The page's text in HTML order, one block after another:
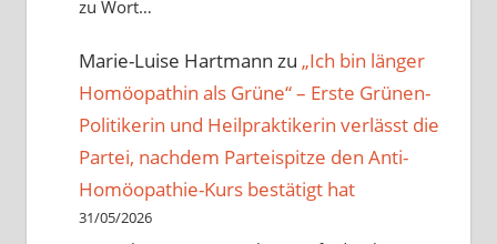
zu Wort…
Marie-Luise Hartmann zu „Ich bin länger
Homöopathin als Grüne“ – Erste Grünen-
Politikerin und Heilpraktikerin verlässt die
Partei, nachdem Parteispitze den Anti-
Homöopathie-Kurs bestätigt hat
31/05/2026